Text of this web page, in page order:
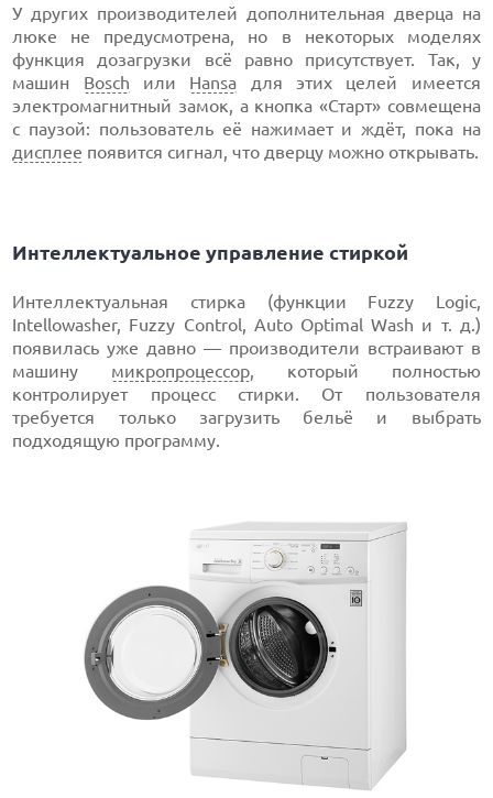
У других производителей дополнительная дверца на
люке не предусмотрена, но в некоторых моделях
функция дозагрузки всё равно присутствует. Так, у
машин Bosch или Hansa для этих целей имеется
электромагнитный замок, а кнопка «Старт» совмещена
с паузой: пользователь её нажимает и ждёт, пока на
дисплее появится сигнал, что дверцу можно открывать.
Интеллектуальное управление стиркой
Интеллектуальная стирка (функции Fuzzy Logic,
Intellowasher, Fuzzy Control, Auto Optimal Wash и т. д.)
появилась уже давно — производители встраивают в
машину микропроцессор, который полностью
контролирует процесс стирки. От пользователя
требуется только загрузить бельё и выбрать
подходящую программу.